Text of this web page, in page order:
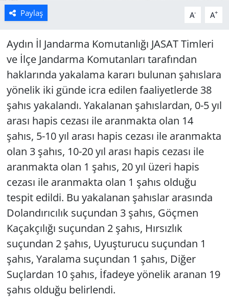
Paylaş A- A+
Aydın İl Jandarma Komutanlığı JASAT Timleri
ve İlçe Jandarma Komutanları tarafından
haklarında yakalama kararı bulunan şahıslara
yönelik iki günde icra edilen faaliyetlerde 38
şahıs yakalandı. Yakalanan şahıslardan, 0-5 yıl
arası hapis cezası ile aranmakta olan 14
şahıs, 5-10 yıl arası hapis cezası ile aranmakta
olan 3 şahıs, 10-20 yıl arası hapis cezası ile
aranmakta olan 1 şahıs, 20 yıl üzeri hapis
cezası ile aranmakta olan 1 şahıs olduğu
tespit edildi. Bu yakalanan şahıslar arasında
Dolandırıcılık suçundan 3 şahıs, Göçmen
Kaçakçılığı suçundan 2 şahıs, Hırsızlık
suçundan 2 şahıs, Uyuşturucu suçundan 1
şahıs, Yaralama suçundan 1 şahıs, Diğer
Suçlardan 10 şahıs, İfadeye yönelik aranan 19
şahıs olduğu belirlendi.